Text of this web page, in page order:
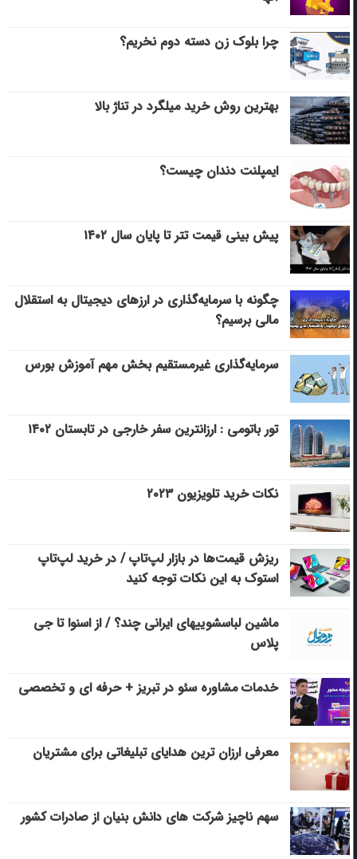
چرا بلوک زن دسته دوم نخریم؟
بهترین روش خرید میلگرد در تناژ بالا
ایمپلنت دندان چیست؟
پیش بینی قیمت تتر تا پایان سال ۱۴۰۲
چگونه با سرمایه‌گذاری در ارزهای دیجیتال به استقلال
مالی برسیم؟
سرمایه‌گذاری غیرمستقیم بخش مهم آموزش بورس
تور باتومی : ارزانترین سفر خارجی در تابستان ۱۴۰۲
نکات خرید تلویزیون ۲۰۲۳
ریزش قیمت‌ها در بازار لپ‌تاپ / در خرید لپ‌تاپ
استوک به این نکات توجه کنید
ماشین لباسشویی‎های ایرانی چند؟ / از اسنوا تا جی
پلاس
خدمات مشاوره سئو در تبریز + حرفه ای و تخصصی
معرفی ارزان ترین هدایای تبلیغاتی برای مشتریان
سهم ناچیز شرکت های دانش بنیان از صادرات کشور